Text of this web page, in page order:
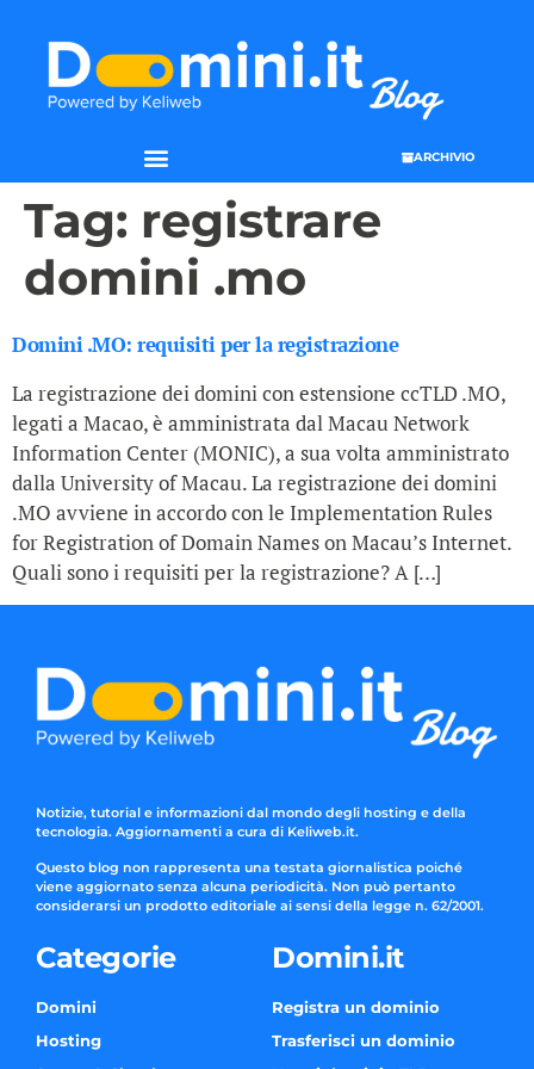
ARCHIVIO
Tag: registrare
domini .mo
Domini .MO: requisiti per la registrazione
La registrazione dei domini con estensione ccTLD .MO,
legati a Macao, è amministrata dal Macau Network
Information Center (MONIC), a sua volta amministrato
dalla University of Macau. La registrazione dei domini
.MO avviene in accordo con le Implementation Rules
for Registration of Domain Names on Macau’s Internet.
Quali sono i requisiti per la registrazione? A […]
Notizie, tutorial e informazioni dal mondo degli hosting e della
tecnologia. Aggiornamenti a cura di Keliweb.it.
Questo blog non rappresenta una testata giornalistica poiché
viene aggiornato senza alcuna periodicità. Non può pertanto
considerarsi un prodotto editoriale ai sensi della legge n. 62/2001.
Categorie
Domini
Hosting
Domini.it
Registra un dominio
Trasferisci un dominio